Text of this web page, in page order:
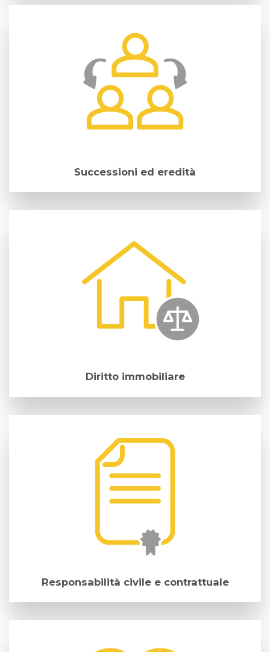
Successioni ed eredità
Diritto immobiliare
Responsabilità civile e contrattuale